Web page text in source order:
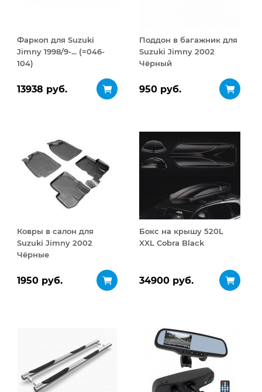
Фаркоп для Suzuki
Jimny 1998/9-... (=046-
104)
13938 руб.
Поддон в багажник для
Suzuki Jimny 2002
Чёрный
950 руб.
Ковры в салон для
Suzuki Jimny 2002
Чёрные
1950 руб.
Бокс на крышу 520L
XXL Cobra Black
34900 руб.